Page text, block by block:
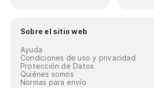
Sobre el sitio web
Ayuda
Condiciones de uso y privacidad
Protección de Datos
Quiénes somos
Normas para envío